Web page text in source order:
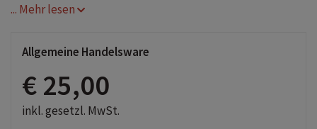
... Mehr lesen
Allgemeine Handelsware
€ 25,00
inkl. gesetzl. MwSt.